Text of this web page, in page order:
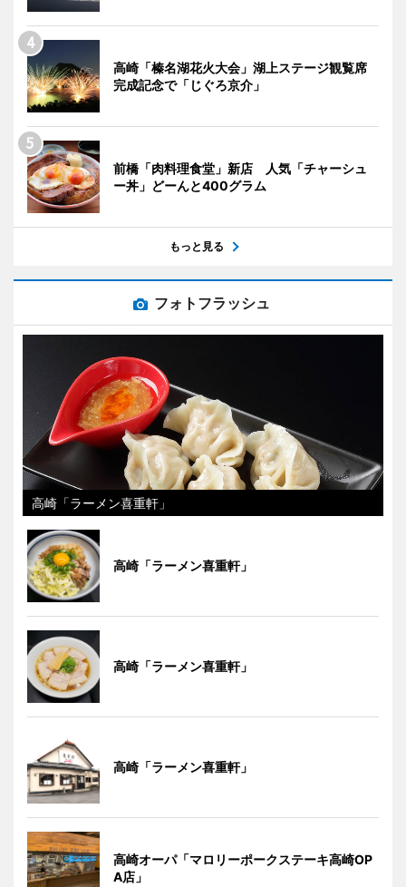
高崎「榛名湖花火大会」湖上ステージ観覧席
完成記念で「じぐろ京介」
前橋「肉料理食堂」新店 人気「チャーシュ
ー丼」どーんと400グラム
もっと見る
フォトフラッシュ
高崎「ラーメン喜重軒」
高崎「ラーメン喜重軒」
高崎「ラーメン喜重軒」
高崎「ラーメン喜重軒」
高崎オーパ「マロリーポークステーキ高崎OP
A店」